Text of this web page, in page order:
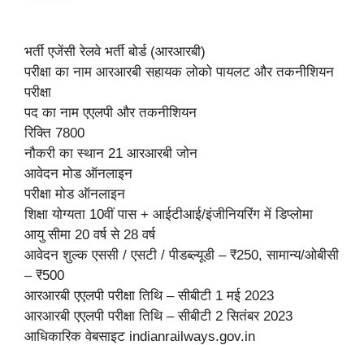
भर्ती एजेंसी रेलवे भर्ती बोर्ड (आरआरबी)
परीक्षा का नाम आरआरबी सहायक लोको पायलट और तकनीशियन
परीक्षा
पद का नाम एएलपी और तकनीशियन
रिक्ति 7800
नौकरी का स्थान 21 आरआरबी जोन
आवेदन मोड ऑनलाइन
परीक्षा मोड ऑनलाइन
शिक्षा योग्यता 10वीं पास + आईटीआई/इंजीनियरिंग में डिप्लोमा
आयु सीमा 20 वर्ष से 28 वर्ष
आवेदन शुल्क एससी / एसटी / पीडब्ल्यूडी – ₹250, सामान्य/ओबीसी
– ₹500
आरआरबी एएलपी परीक्षा तिथि – सीबीटी 1 मई 2023
आरआरबी एएलपी परीक्षा तिथि – सीबीटी 2 सितंबर 2023
आधिकारिक वेबसाइट indianrailways.gov.in